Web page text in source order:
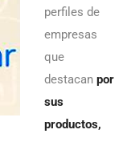
perfiles de
empresas
que
destacan por
sus
productos,